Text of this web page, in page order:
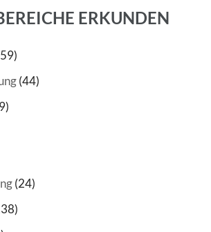
ERKUNDEN
(44)
(24)